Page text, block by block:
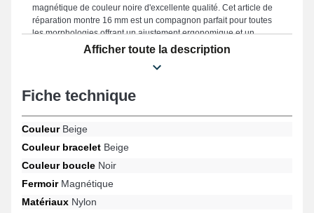
magnétique de couleur noire d'excellente qualité. Cet article de
réparation montre 16 mm est un compagnon parfait pour toutes
les morphologies offrant un ajustement ergonomique et un
maintien parfait avec son gabarit de 16 mm. Le beau bracelet fait
office d'une option parfaite afin d'en changer un cassé ou
démodé, étant donné qu'il est solide. Mettant en valeur la
idéalement aux critères du quotidien. Un fermoir magnétique
Smart Band 8, Smart Band 9, Smart Band 8 Pro et bien
davantage de la marque Xiaomi. Le bracelet 16mm Xiaomi
marque.
Afficher toute la description
Fiche technique
CouleurBeige
Couleur bracelet Beige
Couleur boucle Noir
FermoirMagnétique
Matériaux Nylon